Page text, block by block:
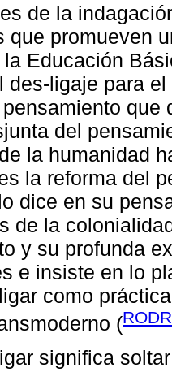
de la
que promueven
Educación
des-ligaje para
que
del
la humanidad
la reforma del
dice en su
de la
y su profunda
e insiste en lo
como
(
significa